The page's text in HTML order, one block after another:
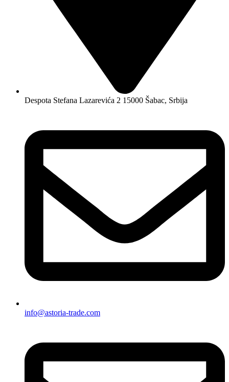
Despota Stefana Lazarevića 2 15000 Šabac, Srbija
info@astoria-trade.com